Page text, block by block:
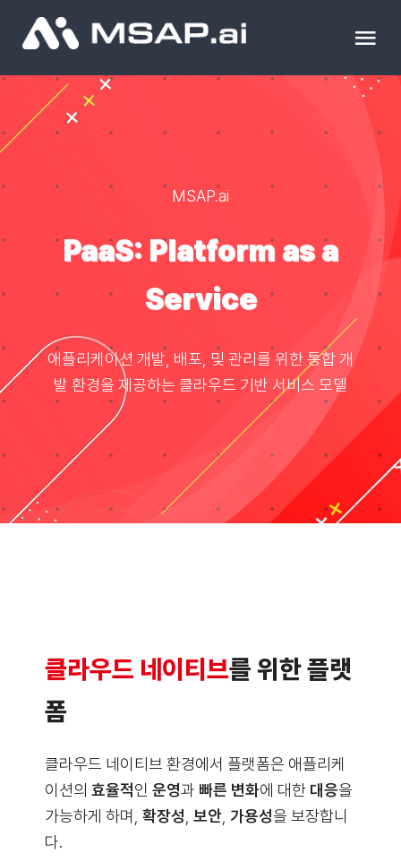
제품
이벤트 & 세미나
블로그
자료실
기술지원
for:
MSAP.ai
PaaS: Platform as a
Service
애플리케이션 개발, 배포, 및 관리를 위한 통합 개
발 환경을 제공하는 클라우드 기반 서비스 모델
클라우드 네이티브를 위한 플랫
폼
클라우드 네이티브 환경에서 플랫폼은 애플리케
이션의 효율적인 운영과 빠른 변화에 대한 대응을
가능하게 하며, 확장성 보안, 가용성을 보장합니
다.